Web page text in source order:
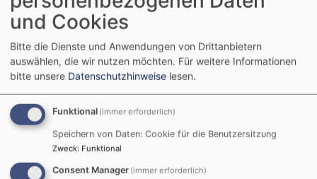
Corinna Berger, Großostheim
und Cookies
Bitte die Dienste und Anwendungen von Drittanbietern
auswählen, die wir nutzen möchten. Für weitere Informationen
bitte unsere Datenschutzhinweise lesen.
Funktional (immer erforderlich)
Speichern von Daten: Cookie für die Benutzersitzung
Zweck: Funktional
Consent Manager (immer erforderlich)